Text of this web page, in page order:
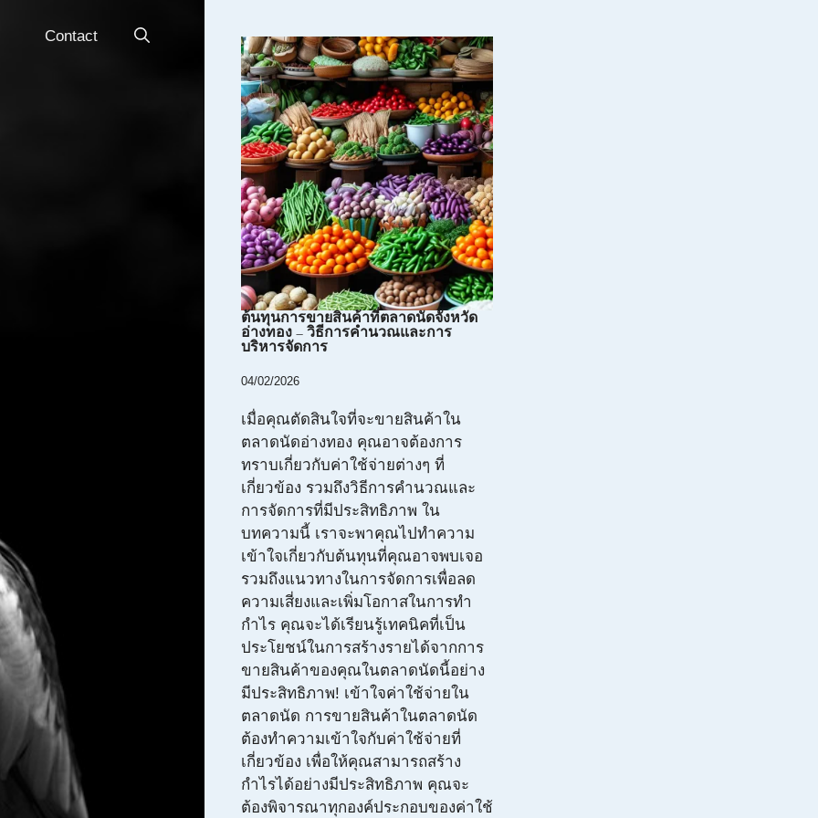
Contact
ต้นทุนการขายสินค้าที่ตลาดนัดจังหวัด
อ่างทอง – วิธีการคำนวณและการ
บริหารจัดการ
04/02/2026
เมื่อคุณตัดสินใจที่จะขายสินค้าใน
ตลาดนัดอ่างทอง คุณอาจต้องการ
ทราบเกี่ยวกับค่าใช้จ่ายต่างๆ ที่
เกี่ยวข้อง รวมถึงวิธีการคำนวณและ
การจัดการที่มีประสิทธิภาพ ใน
บทความนี้ เราจะพาคุณไปทำความ
เข้าใจเกี่ยวกับต้นทุนที่คุณอาจพบเจอ
รวมถึงแนวทางในการจัดการเพื่อลด
ความเสี่ยงและเพิ่มโอกาสในการทำ
กำไร คุณจะได้เรียนรู้เทคนิคที่เป็น
ประโยชน์ในการสร้างรายได้จากการ
ขายสินค้าของคุณในตลาดนัดนี้อย่าง
มีประสิทธิภาพ! เข้าใจค่าใช้จ่ายใน
ตลาดนัด การขายสินค้าในตลาดนัด
ต้องทำความเข้าใจกับค่าใช้จ่ายที่
เกี่ยวข้อง เพื่อให้คุณสามารถสร้าง
กำไรได้อย่างมีประสิทธิภาพ คุณจะ
ต้องพิจารณาทุกองค์ประกอบของค่าใช้